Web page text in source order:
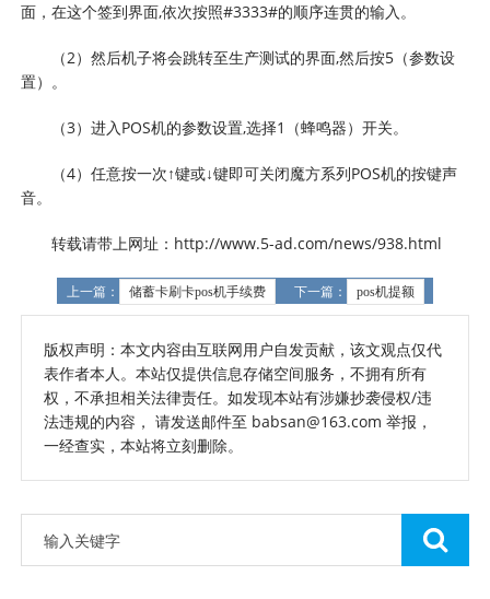
面，在这个签到界面,依次按照#3333#的顺序连贯的输入。
（2）然后机子将会跳转至生产测试的界面,然后按5（参数设
置）。
（3）进入POS机的参数设置,选择1（蜂鸣器）开关。
（4）任意按一次↑键或↓键即可关闭魔方系列POS机的按键声
音。
转载请带上网址：http://www.5-ad.com/news/938.html
上一篇： 储蓄卡刷卡pos机手续费 下一篇： pos机提额
版权声明：本文内容由互联网用户自发贡献，该文观点仅代
表作者本人。本站仅提供信息存储空间服务，不拥有所有
权，不承担相关法律责任。如发现本站有涉嫌抄袭侵权/违
法违规的内容， 请发送邮件至 babsan@163.com 举报，
一经查实，本站将立刻删除。